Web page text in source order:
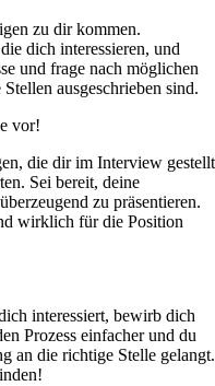
zu dir kommen.
dich interessieren, und
und frage nach möglichen
ausgeschrieben sind.
vor!
die dir im Interview gestellt
Sei bereit, deine
zu präsentieren.
wirklich für die Position
interessiert, bewirb dich
Prozess einfacher und du
an die richtige Stelle gelangt.